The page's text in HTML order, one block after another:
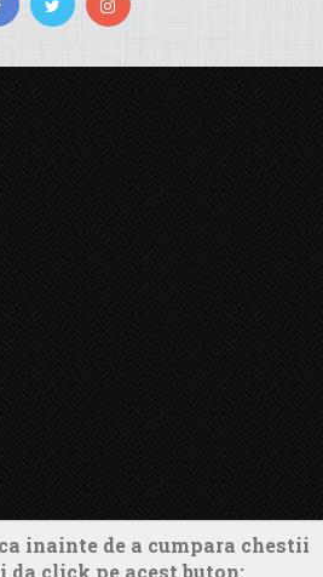
inainte de a cumpara chestii
da click pe acest buton: